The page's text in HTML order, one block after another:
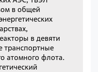
в общей
в девяти
транспортные
атомного флота.